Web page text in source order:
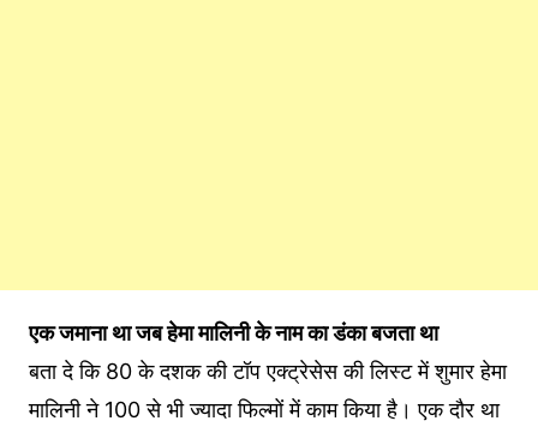
एक जमाना था जब हेमा मालिनी के नाम का डंका बजता था
बता दे कि 80 के दशक की टॉप एक्ट्रेसेस की लिस्ट में शुमार हेमा
मालिनी ने 100 से भी ज्यादा फिल्मों में काम किया है। एक दौर था